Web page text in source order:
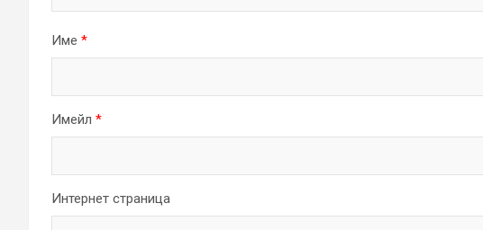
Име *
Имейл *
Интернет страница